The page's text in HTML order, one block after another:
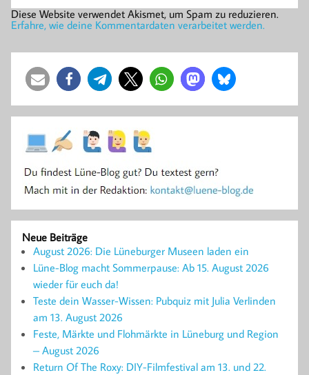
Diese Website verwendet Akismet, um Spam zu reduzieren.
Erfahre, wie deine Kommentardaten verarbeitet werden.
Neue Beiträge
August 2026: Die Lüneburger Museen laden ein
Lüne-Blog macht Sommerpause: Ab 15. August 2026
wieder für euch da!
Teste dein Wasser-Wissen: Pubquiz mit Julia Verlinden
am 13. August 2026
Feste, Märkte und Flohmärkte in Lüneburg und Region
– August 2026
Return Of The Roxy: DIY-Filmfestival am 13. und 22.